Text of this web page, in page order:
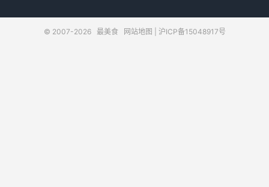
© 2007-2026 最美食 网站地图 沪ICP备15048917号